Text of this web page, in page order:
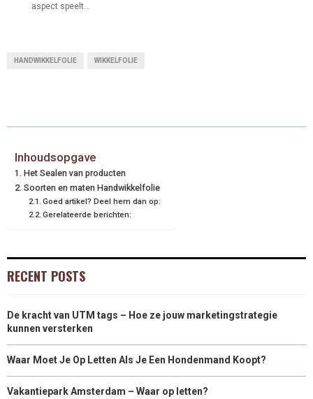
aspect speelt...
HANDWIKKELFOLIE WIKKELFOLIE
Inhoudsopgave
Het Sealen van producten
Soorten en maten Handwikkelfolie
Goed artikel? Deel hem dan op:
Gerelateerde berichten:
RECENT POSTS
De kracht van UTM tags – Hoe ze jouw marketingstrategie
kunnen versterken
Waar Moet Je Op Letten Als Je Een Hondenmand Koopt?
Vakantiepark Amsterdam – Waar op letten?